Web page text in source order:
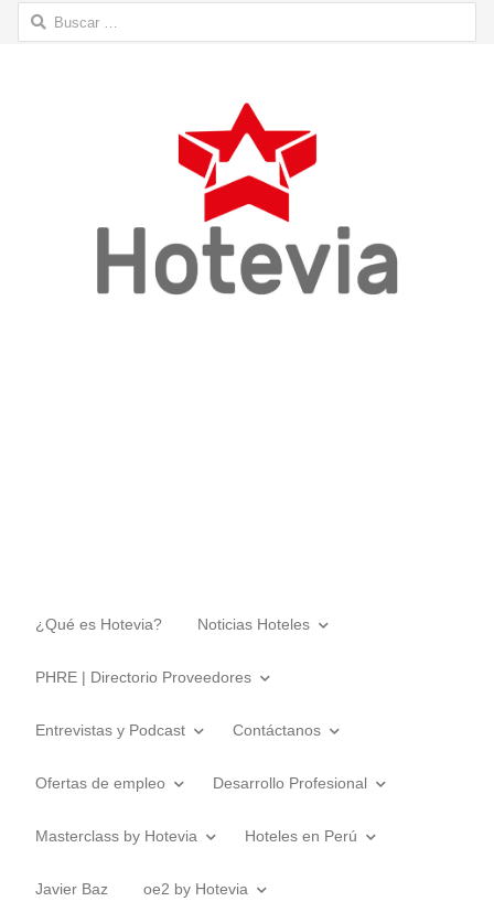
Buscar:
¿Qué es Hotevia? Noticias Hoteles
PHRE | Directorio Proveedores
Entrevistas y Podcast Contáctanos
Ofertas de empleo Desarrollo Profesional
Masterclass by Hotevia Hoteles en Perú
Javier Baz oe2 by Hotevia